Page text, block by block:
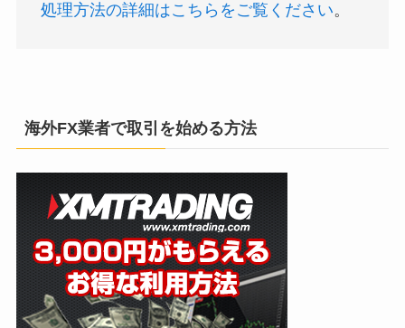
処理方法の詳細はこちらをご覧ください。
海外FX業者で取引を始める方法